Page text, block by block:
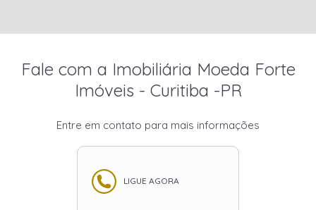
Fale com a Imobiliária Moeda Forte
Imóveis - Curitiba -PR
Entre em contato para mais informações
LIGUE AGORA